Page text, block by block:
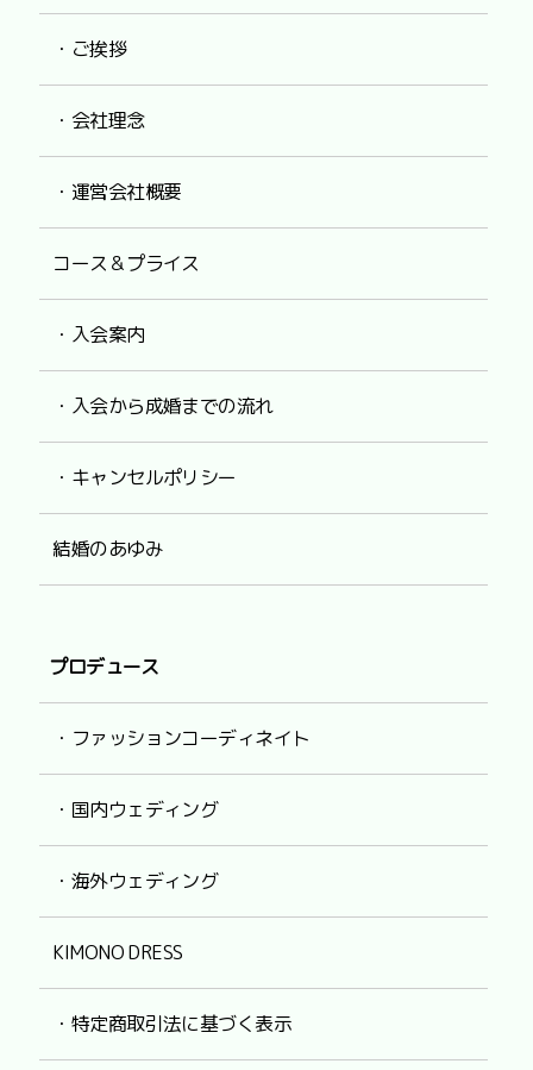
・ご挨拶
・会社理念
・運営会社概要
コース＆プライス
・入会案内
・入会から成婚までの流れ
・キャンセルポリシー
結婚のあゆみ
プロデュース
・ファッションコーディネイト
・国内ウェディング
・海外ウェディング
KIMONO DRESS
・特定商取引法に基づく表示